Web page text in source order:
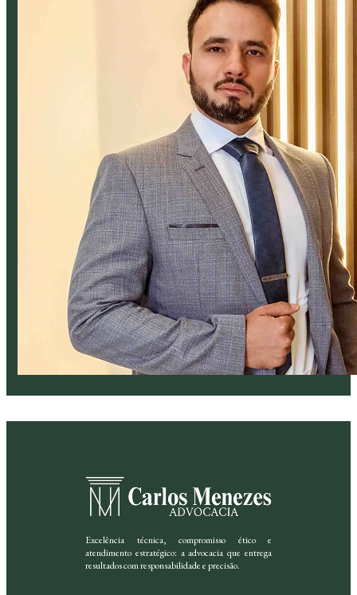
Excelência técnica, compromisso ético e
atendimento estratégico: a advocacia que entrega
resultados com responsabilidade e precisão.